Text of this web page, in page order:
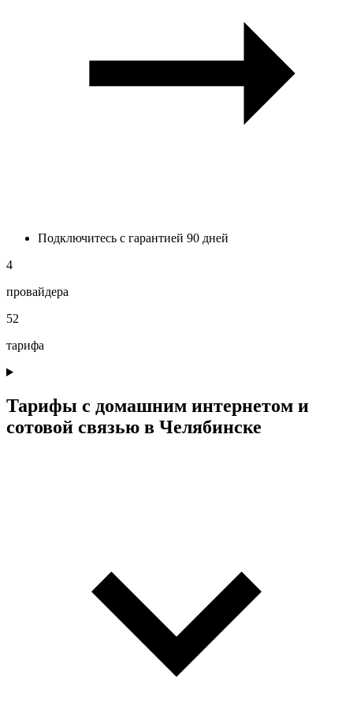
Подключитесь с гарантией 90 дней
4
провайдера
52
тарифа
Тарифы с домашним интернетом и
сотовой связью в Челябинске